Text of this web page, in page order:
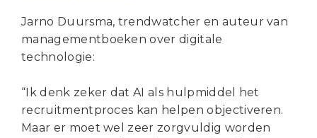
Jarno Duursma, trendwatcher en auteur van
managementboeken over digitale
technologie:
“Ik denk zeker dat AI als hulpmiddel het
recruitmentproces kan helpen objectiveren.
Maar er moet wel zeer zorgvuldig worden